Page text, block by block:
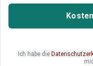
Die deutlichen
offenbar mit
Ich habe die